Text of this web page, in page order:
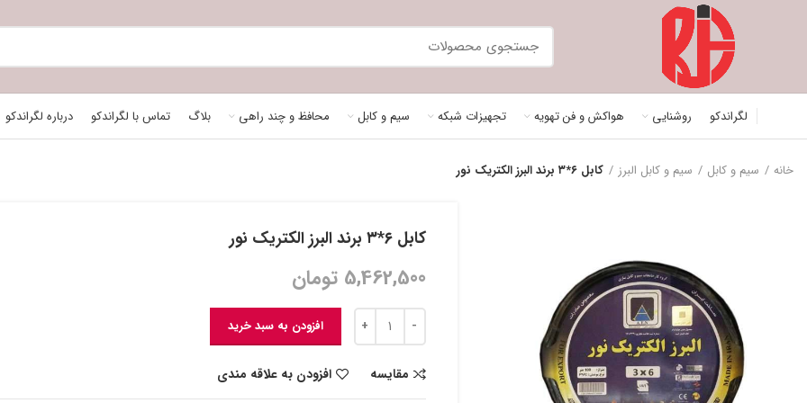
لگراندکو روشنایی هواکش و فن تهویه تجهیزات شبکه سیم و کابل محافظ و چند راهی بلاگ تماس با لگراندکو درباره لگراندکو
خانه سیم و کابل سیم و کابل البرز کابل ۶*۳ برند البرز الکتریک نور
کابل ۶*۳ برند البرز الکتریک نور
5,462,500 تومان
افزودن به سبد خرید
مقایسه افزودن به علاقه مندی